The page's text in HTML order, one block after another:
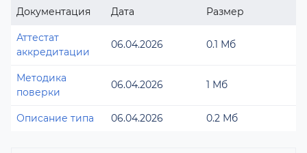
Документация Дата Размер
Аттестат
аккредитации
06.04.2026 0.1 Мб
Методика
поверки
06.04.2026 1 Мб
Описание типа 06.04.2026 0.2 Мб